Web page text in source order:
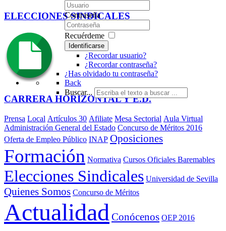
Contraseña
Recuérdeme
Identificarse
¿Recordar usuario?
¿Recordar contraseña?
¿Has olvidado tu contraseña?
Back
Buscar...
ELECCIONES SINDICALES
CARRERA HORIZONTAL Y E.D.
Prensa Local Artículos 30 Afiliate Mesa Sectorial Aula Virtual
Administración General del Estado Concurso de Méritos 2016
Oferta de Empleo Público INAP Oposiciones
Formación Normativa Cursos Oficiales Baremables
Elecciones Sindicales Universidad de Sevilla
Quienes Somos Concurso de Méritos
Actualidad Conócenos OEP 2016